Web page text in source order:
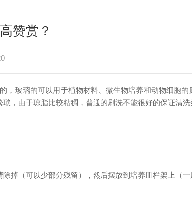
赞赏？
，玻璃的可以用于植物材料、微生物培养和动物细胞
，由于琼脂比较粘稠，普通的刷洗不能很好的保证清洗
掉（可以少部分残留），然后摆放到培养皿栏架上（